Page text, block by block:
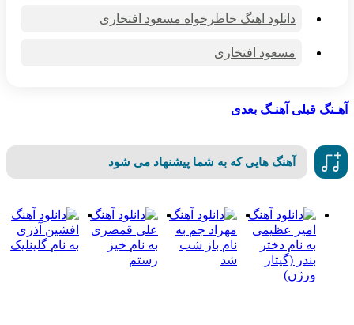
دانلود اهنگ خاطرخواه مسعود افتخاری
مسعود افتخاری
قبلی آهنـگ بعدی
آهنگ هایی که به شما پیشنهاد می شود